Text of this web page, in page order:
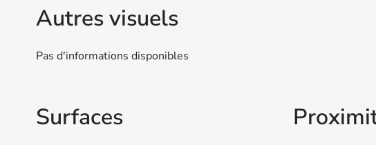
Autres visuels
Pas d'informations disponibles
Surfaces